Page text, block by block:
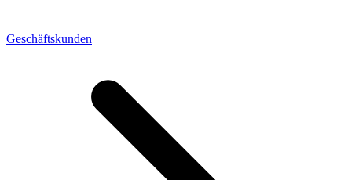
Geschäftskunden